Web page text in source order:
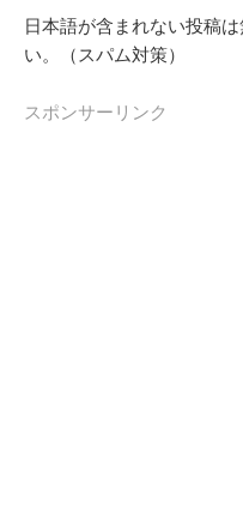
日本語が含まれない投稿
い。（スパム対策）
スポンサーリンク